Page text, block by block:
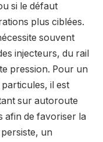
si le défaut
plus ciblées.
souvent
injecteurs, du rail
pression. Pour un
particules, il est
sur autoroute
afin de favoriser la
un